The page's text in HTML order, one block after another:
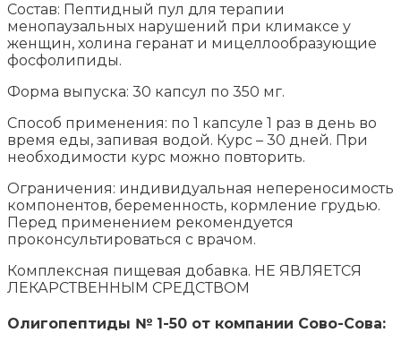
Состав: Пептидный пул для терапии
менопаузальных нарушений при климаксе у
женщин, холина геранат и мицеллообразующие
фосфолипиды.
Форма выпуска: 30 капсул по 350 мг.
Способ применения: по 1 капсуле 1 раз в день во
время еды, запивая водой. Курс – 30 дней. При
необходимости курс можно повторить.
Ограничения: индивидуальная непереносимость
компонентов, беременность, кормление грудью.
Перед применением рекомендуется
проконсультироваться с врачом.
Комплексная пищевая добавка. НЕ ЯВЛЯЕТСЯ
ЛЕКАРСТВЕННЫМ СРЕДСТВОМ
Олигопептиды № 1-50 от компании Сово-Сова: